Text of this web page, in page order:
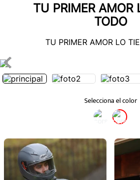
TU PRIMER AMOR
TODO
TU PRIMER AMOR LO